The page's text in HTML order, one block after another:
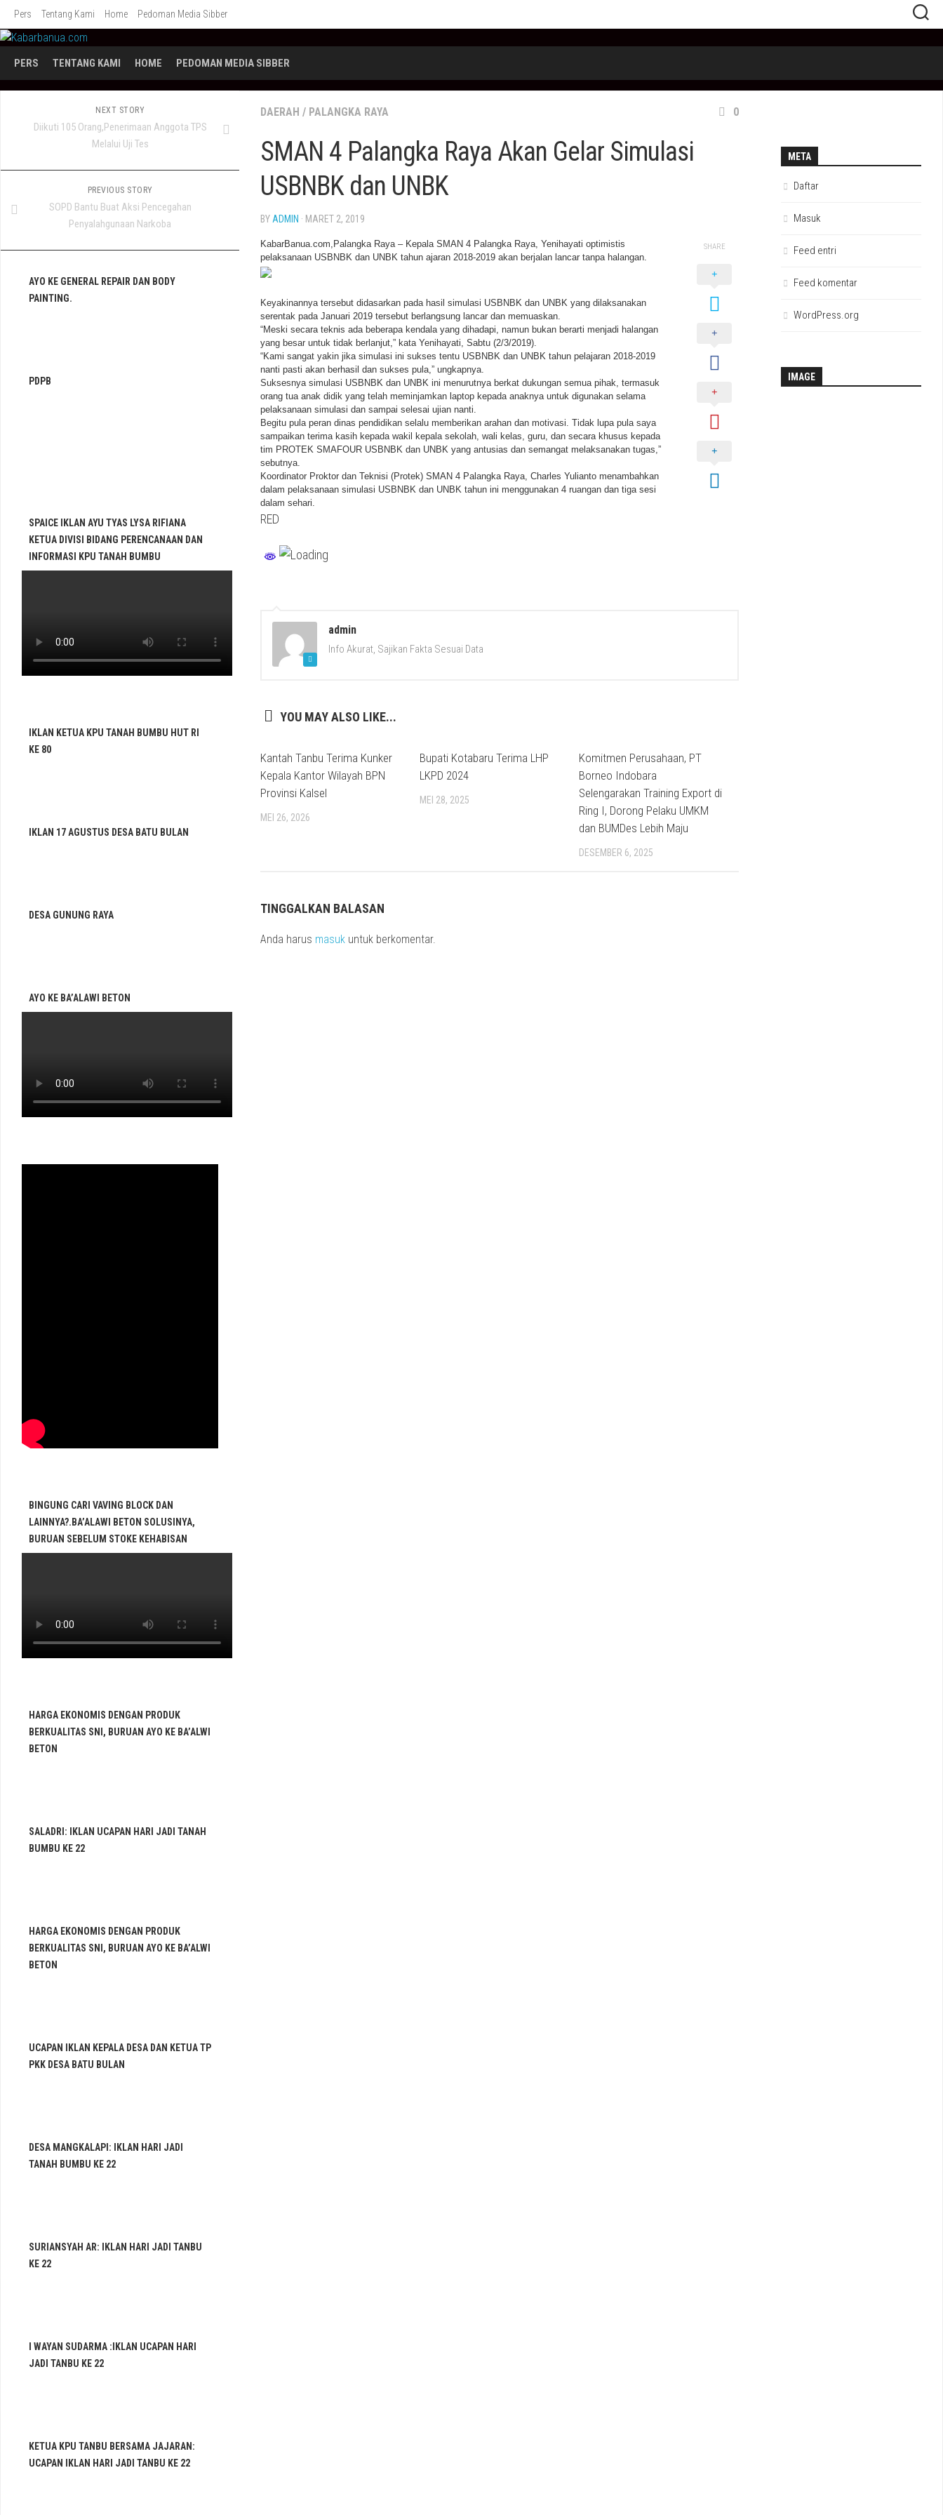
Skip
content
Pers Tentang Kami Home Pedoman Media Sibber
PERS TENTANG KAMI HOME PEDOMAN MEDIA SIBBER
DAERAH / PALANGKA RAYA 0
SMAN 4 Palangka Raya Akan Gelar Simulasi
USBNBK dan UNBK
BY ADMIN · MARET 2, 2019
KabarBanua.com,Palangka Raya – Kepala SMAN 4 Palangka Raya, Yenihayati optimistis
pelaksanaan USBNBK dan UNBK tahun ajaran 2018-2019 akan berjalan lancar tanpa halangan.
Keyakinannya tersebut didasarkan pada hasil simulasi USBNBK dan UNBK yang dilaksanakan
serentak pada Januari 2019 tersebut berlangsung lancar dan memuaskan.
“Meski secara teknis ada beberapa kendala yang dihadapi, namun bukan berarti menjadi halangan
yang besar untuk tidak berlanjut,” kata Yenihayati, Sabtu (2/3/2019).
“Kami sangat yakin jika simulasi ini sukses tentu USBNBK dan UNBK tahun pelajaran 2018-2019
nanti pasti akan berhasil dan sukses pula,” ungkapnya.
Suksesnya simulasi USBNBK dan UNBK ini menurutnya berkat dukungan semua pihak, termasuk
orang tua anak didik yang telah meminjamkan laptop kepada anaknya untuk digunakan selama
pelaksanaan simulasi dan sampai selesai ujian nanti.
Begitu pula peran dinas pendidikan selalu memberikan arahan dan motivasi. Tidak lupa pula saya
sampaikan terima kasih kepada wakil kepala sekolah, wali kelas, guru, dan secara khusus kepada
tim PROTEK SMAFOUR USBNBK dan UNBK yang antusias dan semangat melaksanakan tugas,”
sebutnya.
Koordinator Proktor dan Teknisi (Protek) SMAN 4 Palangka Raya, Charles Yulianto menambahkan
dalam pelaksanaan simulasi USBNBK dan UNBK tahun ini menggunakan 4 ruangan dan tiga sesi
dalam sehari.
RED
SHARE
admin
Info Akurat, Sajikan Fakta Sesuai Data
YOU MAY ALSO LIKE...
Kantah Tanbu Terima Kunker
Kepala Kantor Wilayah BPN
Provinsi Kalsel
MEI 26, 2026
Bupati Kotabaru Terima LHP
LKPD 2024
MEI 28, 2025
Komitmen Perusahaan, PT
Borneo Indobara
Selengarakan Training Export di
Ring I, Dorong Pelaku UMKM
dan BUMDes Lebih Maju
DESEMBER 6, 2025
TINGGALKAN BALASAN
Anda harus masuk untuk berkomentar.
NEXT STORY
Diikuti 105 Orang,Penerimaan Anggota TPS
Melalui Uji Tes
PREVIOUS STORY
SOPD Bantu Buat Aksi Pencegahan
Penyalahgunaan Narkoba
AYO KE GENERAL REPAIR DAN BODY
PAINTING.
PDPB
SPAICE IKLAN AYU TYAS LYSA RIFIANA
KETUA DIVISI BIDANG PERENCANAAN DAN
INFORMASI KPU TANAH BUMBU
IKLAN KETUA KPU TANAH BUMBU HUT RI
KE 80
IKLAN 17 AGUSTUS DESA BATU BULAN
DESA GUNUNG RAYA
AYO KE BA’ALAWI BETON
BINGUNG CARI VAVING BLOCK DAN
LAINNYA?.BA’ALAWI BETON SOLUSINYA,
BURUAN SEBELUM STOKE KEHABISAN
HARGA EKONOMIS DENGAN PRODUK
BERKUALITAS SNI, BURUAN AYO KE BA’ALWI
BETON
SALADRI: IKLAN UCAPAN HARI JADI TANAH
BUMBU KE 22
HARGA EKONOMIS DENGAN PRODUK
BERKUALITAS SNI, BURUAN AYO KE BA’ALWI
BETON
UCAPAN IKLAN KEPALA DESA DAN KETUA TP
PKK DESA BATU BULAN
DESA MANGKALAPI: IKLAN HARI JADI
TANAH BUMBU KE 22
SURIANSYAH AR: IKLAN HARI JADI TANBU
KE 22
I WAYAN SUDARMA :IKLAN UCAPAN HARI
JADI TANBU KE 22
KETUA KPU TANBU BERSAMA JAJARAN:
UCAPAN IKLAN HARI JADI TANBU KE 22
META
Daftar
Masuk
Feed entri
Feed komentar
WordPress.org
IMAGE